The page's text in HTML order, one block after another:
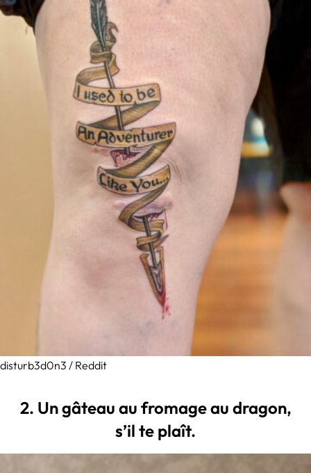
disturb3d0n3 / Reddit
2. Un gâteau au fromage au dragon,
s’il te plaît.